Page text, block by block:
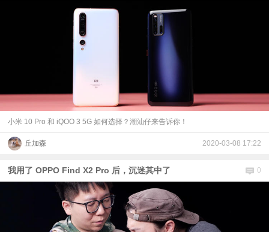
小米 10 Pro 和 iQOO 3 5G 如何选择？潮汕仔来告诉你！
丘加森 2020-03-08 17:22
我用了 OPPO Find X2 Pro 后，沉迷其中了 0